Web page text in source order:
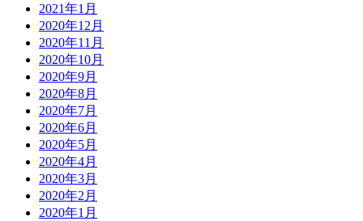
2021年1月
2020年12月
2020年11月
2020年10月
2020年9月
2020年8月
2020年7月
2020年6月
2020年5月
2020年4月
2020年3月
2020年2月
2020年1月